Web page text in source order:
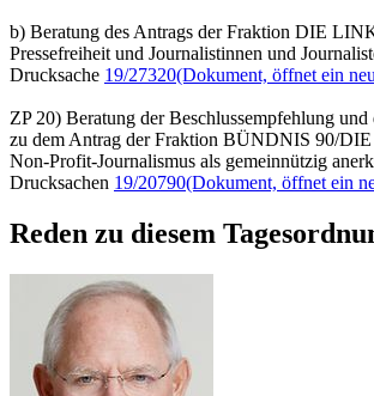
b) Beratung des Antrags der Fraktion DIE
Pressefreiheit und Journalistinnen und
Drucksache 19/27320(Dokument, öffnet ein
ZP 20) Beratung der Beschlussempfehlung und
zu dem Antrag der Fraktion BÜNDNIS 90/
Non-Profit-Journalismus als gemeinnützig
Drucksachen 19/20790(Dokument, öffnet ein
Reden zu diesem